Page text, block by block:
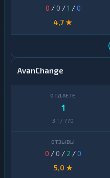
0 / 0 /1 /0
4,7 ★
AvanChange
1
3,1 / 770
0 / 0 / 2 /0
5,0 ★